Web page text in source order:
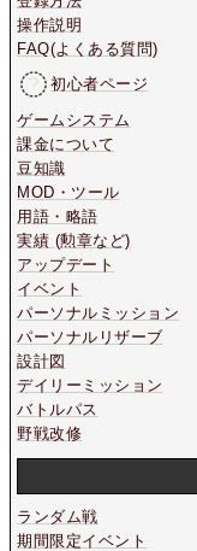
操作説明
FAQ(よくある質問)
初心者ページ
ゲームシステム
課金について
豆知識
MOD・ツール
用語・略語
実績 (勲章など)
アップデート
イベント
パーソナルミッション
パーソナルリザーブ
設計図
デイリーミッション
バトルパス
野戦改修
ランダム戦
期間限定イベント